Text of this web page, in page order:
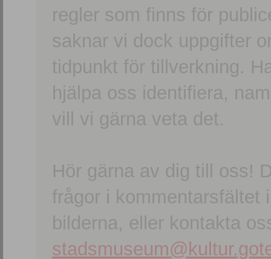
regler som finns för
saknar vi dock uppgifter
tidpunkt för tillverkning.
hjälpa oss identifiera,
vill vi gärna veta det.
Hör gärna av dig till oss!
frågor i kommentarsfältet
bilderna, eller kontakta